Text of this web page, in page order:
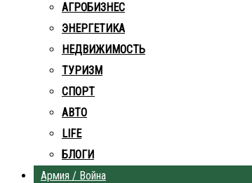
АГРОБИЗНЕС
ЭНЕРГЕТИКА
НЕДВИЖИМОСТЬ
ТУРИЗМ
СПОРТ
АВТО
LIFE
БЛОГИ
Армия / Война